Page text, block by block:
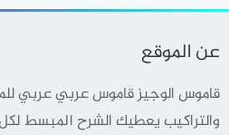
عن الموقع
قاموس الوجيز قاموس عربي عربي
والتراكيب يعطيك الشرح المبسط لكل